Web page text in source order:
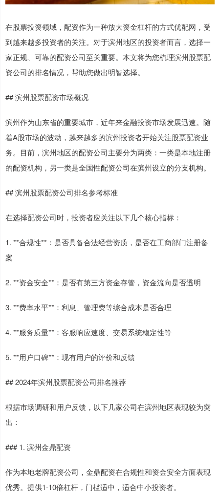
在股票投资领域，配资作为一种放大资金杠杆的方式优配网，受
到越来越多投资者的关注。对于滨州地区的投资者而言，选择一
家正规、可靠的配资公司至关重要。本文将为您梳理滨州股票配
资公司的排名情况，帮助您做出明智选择。
## 滨州股票配资市场概况
滨州作为山东省的重要城市，近年来金融投资市场发展迅速。随
着A股市场的波动，越来越多的滨州投资者开始关注股票配资业
务。目前，滨州地区的配资公司主要分为两类：一类是本地注册
的配资机构，另一类是全国性配资公司在滨州设立的分支机构。
## 滨州股票配资公司排名参考标准
在选择配资公司时，投资者应关注以下几个核心指标：
1. **合规性**：是否具备合法经营资质，是否在工商部门注册备
案
2. **资金安全**：是否有第三方资金存管，资金流向是否透明
3. **费率水平**：利息、管理费等综合成本是否合理
4. **服务质量**：客服响应速度、交易系统稳定性等
5. **用户口碑**：现有用户的评价和反馈
## 2024年滨州股票配资公司排名推荐
根据市场调研和用户反馈，以下几家公司在滨州地区表现较为突
出：
### 1. 滨州金鼎配资
作为本地老牌配资公司，金鼎配资在合规性和资金安全方面表现
优秀。提供1-10倍杠杆，门槛适中，适合中小投资者。